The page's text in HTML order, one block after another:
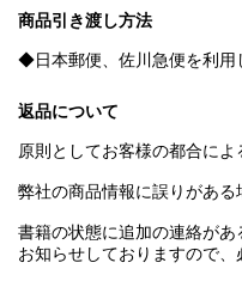
商品引き渡し方法
◆日本郵便、佐川急便を利用
返品について
原則としてお客様の都合によ
弊社の商品情報に誤りがある
書籍の状態に追加の連絡が
お知らせしておりますので、